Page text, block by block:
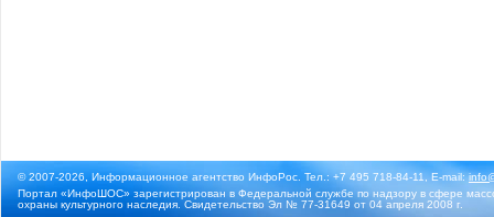
© 2007-2026, Информационное агентство ИнфоРос. Тел.: +7 495 718-84-11, E-mail:
Портал «ИнфоШОС» зарегистрирован в Федеральной службе по надзору в сфере
охраны культурного наследия. Свидетельство Эл № 77-31649 от 04 апреля 2008 г.